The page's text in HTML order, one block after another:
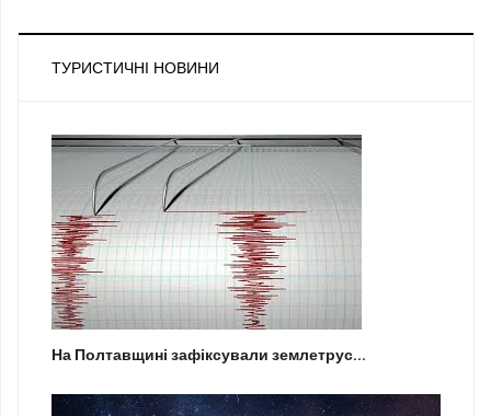
ТУРИСТИЧНІ НОВИНИ
На Полтавщині зафіксували землетрус...